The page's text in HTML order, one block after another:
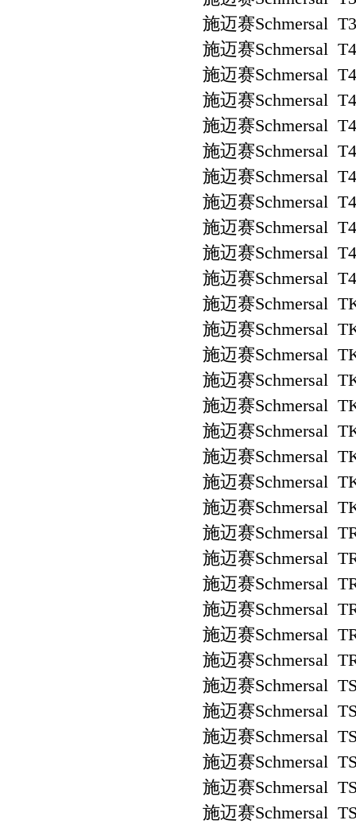
施迈赛Schmersal
施迈赛Schmersal
施迈赛Schmersal
施迈赛Schmersal
施迈赛Schmersal
施迈赛Schmersal
施迈赛Schmersal
施迈赛Schmersal
施迈赛Schmersal
施迈赛Schmersal
施迈赛Schmersal
施迈赛Schmersal
施迈赛Schmersal
施迈赛Schmersal
施迈赛Schmersal
施迈赛Schmersal
施迈赛Schmersal
施迈赛Schmersal
施迈赛Schmersal
施迈赛Schmersal
施迈赛Schmersal
施迈赛Schmersal
施迈赛Schmersal
施迈赛Schmersal
施迈赛Schmersal
施迈赛Schmersal
施迈赛Schmersal
施迈赛Schmersal
施迈赛Schmersal
施迈赛Schmersal
施迈赛Schmersal
施迈赛Schmersal